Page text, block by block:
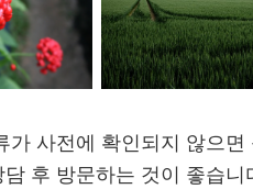
가 사전에 확인되지 않으
후 방문하는 것이 좋습니